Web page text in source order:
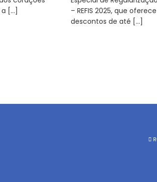
[…]
– REFIS 2025, que oferece
descontos de até […]